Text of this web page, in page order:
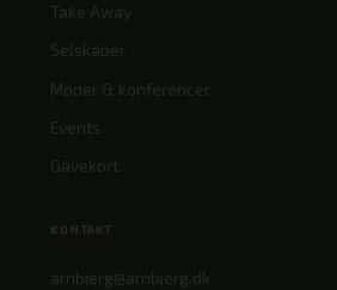
Take Away
Selskaber
Møder & konferencer
Events
Gavekort
KONTAKT
arnbjerg@arnbjerg.dk